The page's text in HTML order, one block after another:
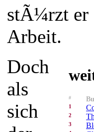
stÃ¼rzt er
Arbeit.
#
1
2
3
Doch
als
sich